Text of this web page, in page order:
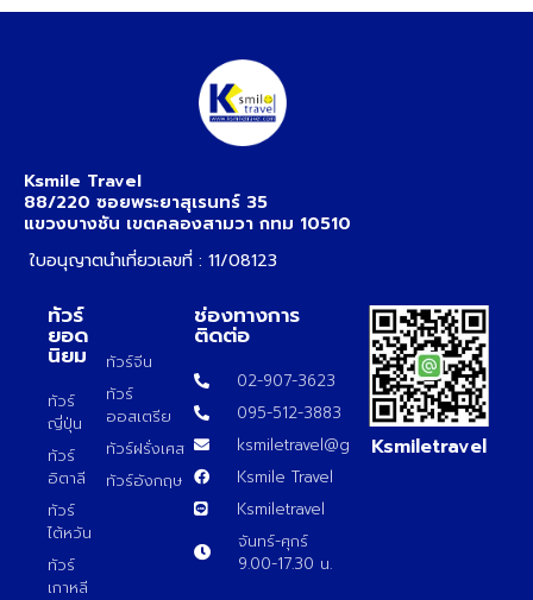
Ksmile Travel
88/220 ซอยพระยาสุเรนทร์ 35
แขวงบางชัน เขตคลองสามวา กทม 10510
ใบอนุญาตนำเที่ยวเลขที่ : 11/08123
ทัวร์
ยอด
นิยม
ทัวร์
ญี่ปุ่น
ทัวร์
อิตาลี
ทัวร์
ไต้หวัน
ทัวร์
เกาหลี
ทัวร์จีน
ทัวร์
ออสเตรีย
ทัวร์ฝรั่งเศส
ทัวร์อังกฤษ
ช่องทางการ
ติดต่อ
02-907-3623
095-512-3883
ksmiletravel@gmail.com
Ksmile Travel
Ksmiletravel
จันทร์-ศุกร์
9.00-17.30 น.
Ksmiletravel